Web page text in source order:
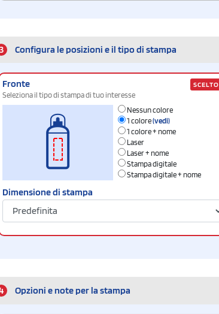
3 Configura le posizioni e il tipo di stampa
Fronte
Seleziona il tipo di stampa di tuo interesse
Nessun colore
1 colore(vedi)
1 colore + nome
Laser
Laser + nome
Stampa digitale
Stampa digitale + nome
Dimensione di stampa
SCELTO
Opzioni e note per la stampa